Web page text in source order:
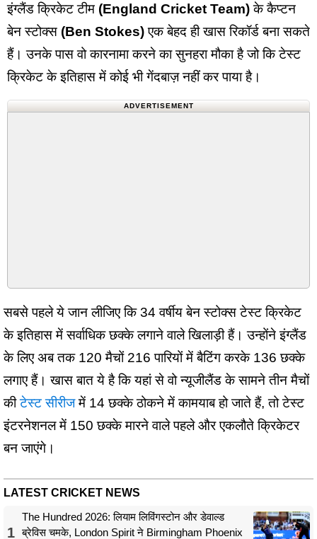
इंग्लैंड क्रिकेट टीम (England Cricket Team)के कैप्टन
बेन स्टोक्स (Ben Stokes)एक बेहद ही खास रिकॉर्ड बना सकते
हैं। उनके पास वो कारनामा करने का सुनहरा मौका है जो कि टेस्ट
क्रिकेट के इतिहास में कोई भी गेंदबाज़ नहीं कर पाया है।
ADVERTISEMENT
सबसे पहले ये जान लीजिए कि 34 वर्षीय बेन स्टोक्स टेस्ट क्रिकेट
के इतिहास में सर्वाधिक छक्के लगाने वाले खिलाड़ी हैं। उन्होंने इंग्लैंड
के लिए अब तक 120 मैचों 216 पारियों में बैटिंग करके 136 छक्के
लगाए हैं। खास बात ये है कि यहां से वो न्यूजीलैंड के सामने तीन मैचों
कीटेस्ट सीरीजमें 14 छक्के ठोकने में कामयाब हो जाते हैं, तो टेस्ट
इंटरनेशनल में 150 छक्के मारने वाले पहले और एकलौते क्रिकेटर
बन जाएंगे।
LATEST CRICKET NEWS
1
The Hundred 2026: लियाम लिविंगस्टोन और डेवाल्ड
ब्रेविस चमके, London Spirit ने Birmingham Phoenix